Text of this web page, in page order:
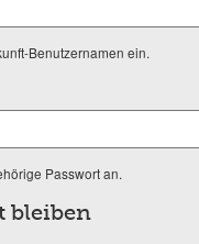
Benutzernamen ein.
Passwort an.
bleiben